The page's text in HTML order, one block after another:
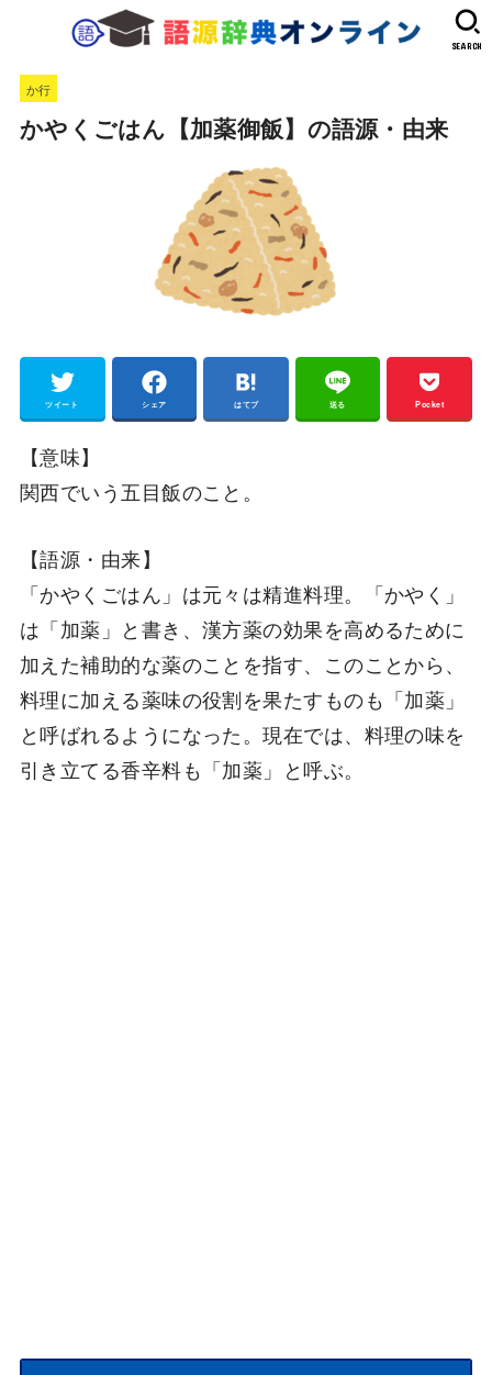
SEARCH
か行
かやくごはん【加薬御飯】の語源・由来
ツイート シェア はてブ 送る Pocket
【意味】
関西でいう五目飯のこと。
【語源・由来】
「かやくごはん」は元々は精進料理。「かやく」
は「加薬」と書き、漢方薬の効果を高めるために
加えた補助的な薬のことを指す、このことから、
料理に加える薬味の役割を果たすものも「加薬」
と呼ばれるようになった。現在では、料理の味を
引き立てる香辛料も「加薬」と呼ぶ。